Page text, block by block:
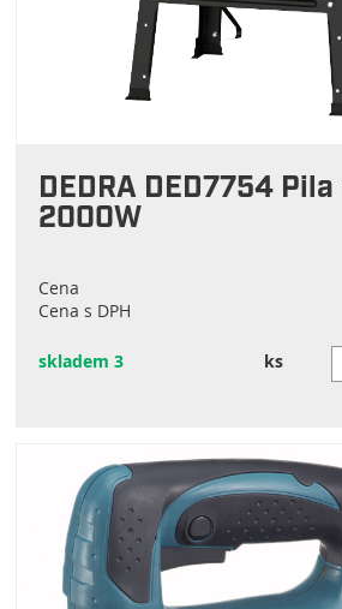
DEDRA DED7754
2000W
Cena
Cena s DPH
skladem 3 ks